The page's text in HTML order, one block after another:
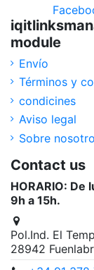
module
Envío
Términos y
condicines
Aviso legal
Sobre
Contact us
HORARIO: De
9h a 15h.
Pol.Ind. El
28942